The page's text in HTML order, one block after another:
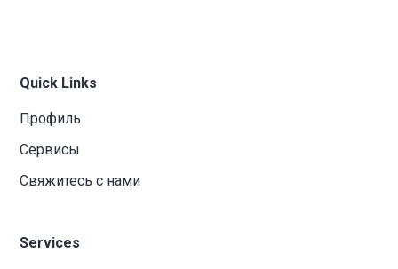
Quick Links
Профиль
Сервисы
Свяжитесь с нами
Services